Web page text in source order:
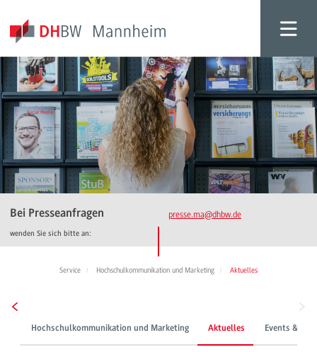
Bei Presseanfragen
wenden Sie sich bitte an:
presse.ma@dhbw.de
Service Hochschulkommunikation und Marketing Aktuelles
Hochschulkommunikation und Marketing Aktuelles Events &